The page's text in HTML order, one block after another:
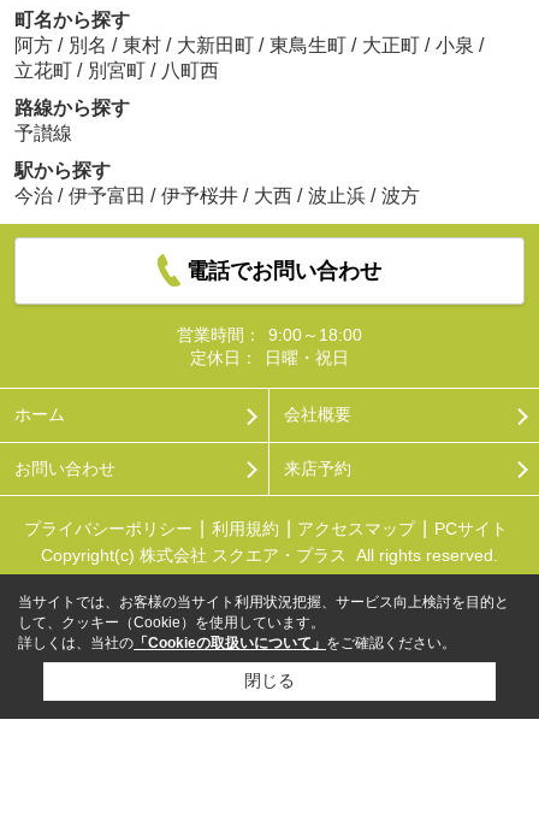
町名から探す
阿方 / 別名 / 東村 / 大新田町 / 東鳥生町 / 大正町 / 小泉 /
立花町 / 別宮町 / 八町西
路線から探す
予讃線
駅から探す
今治 / 伊予富田 / 伊予桜井 / 大西 / 波止浜 / 波方
電話でお問い合わせ
営業時間：
9:00～18:00
定休日：
日曜・祝日
ホーム 会社概要
お問い合わせ 来店予約
プライバシーポリシー 利用規約 アクセスマップ
PCサイト
Copyright(c) 株式会社 スクエア・プラス All rights reserved.
当サイトでは、お客様の当サイト利用状況把握、サービス向上検討を目的と
して、クッキー（Cookie）を使用しています。
詳しくは、当社の 「Cookieの取扱いについて」 をご確認ください。
閉じる